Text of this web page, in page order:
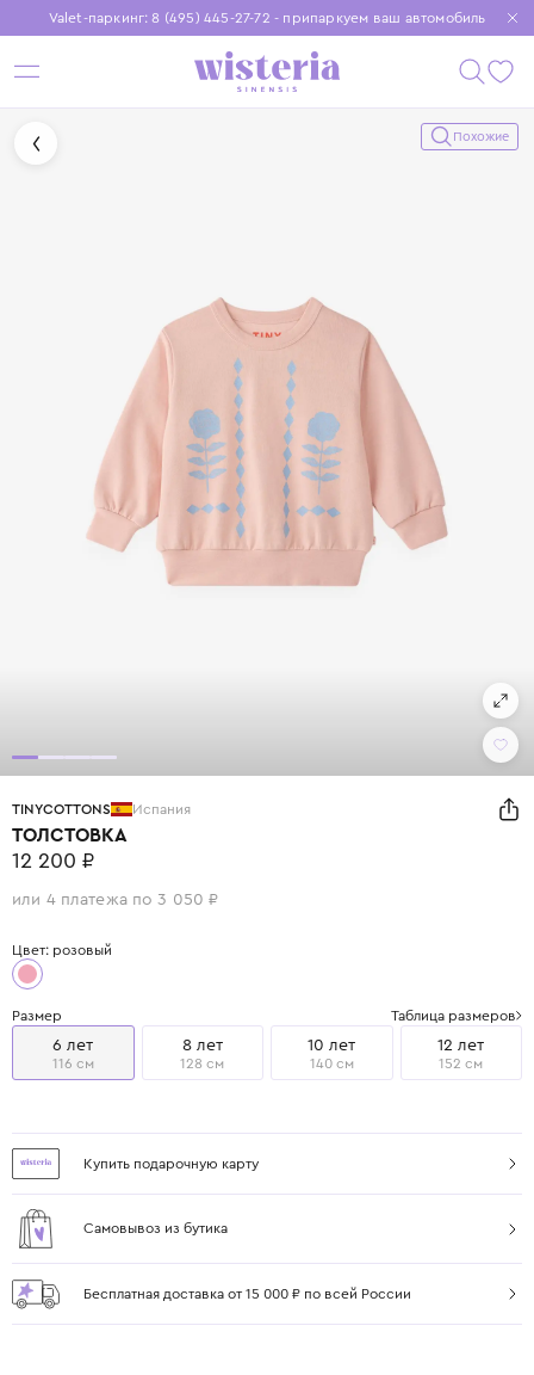
Valet-паркинг: 8 (495) 445-27-72 - припаркуем ваш автомобиль
Бесплатная доставка при заказе от 15 000 ₽
Установите приложение, чтобы покупки были еще удобнее
Похожие
TINYCOTTONS Испания
ТОЛСТОВКА
12 200 ₽
или 4 платежа по 3 050 ₽
Цвет: розовый
Размер Таблица размеров
6 лет
116 см
8 лет
128 см
10 лет
140 см
12 лет
152 см
Купить подарочную карту
Самовывоз из бутика
Бесплатная доставка от 15 000 ₽ по всей России